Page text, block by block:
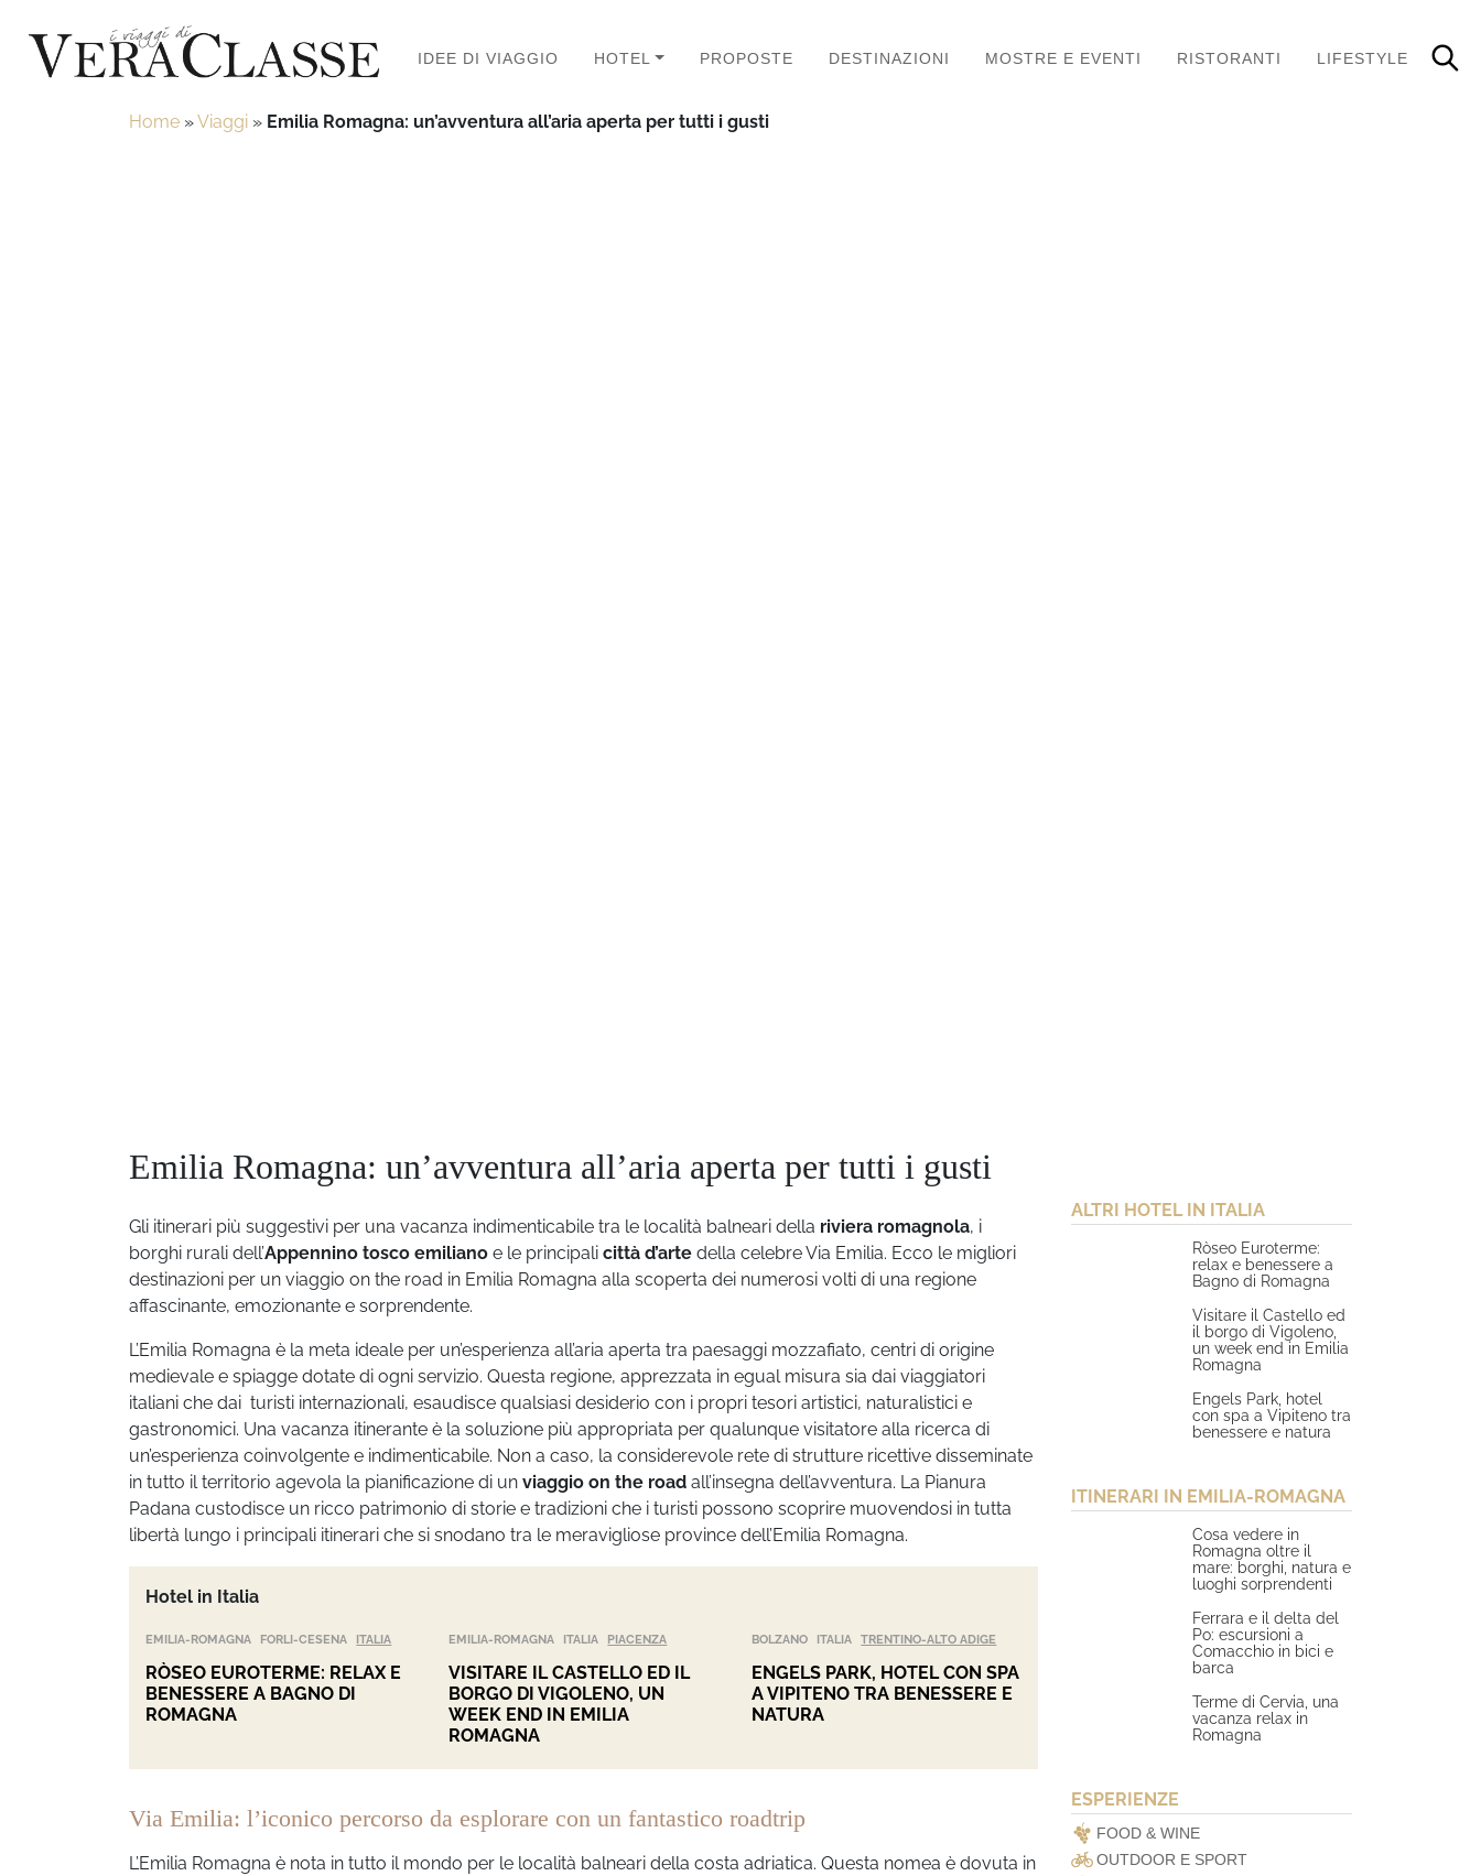
IDEE DI VIAGGIO HOTEL PROPOSTE DESTINAZIONI MOSTRE E EVENTI RISTORANTI LIFESTYLE
Home »Viaggi » Emilia Romagna: un’avventura all’aria aperta per tutti i gusti
Emilia Romagna: un’avventura all’aria aperta per tutti i gusti
Gli itinerari più suggestivi per una vacanza indimenticabile tra le località balneari della riviera romagnola, i
borghi rurali dell’Appennino tosco emiliano e le principali città d’arte della celebre Via Emilia. Ecco le migliori
destinazioni per un viaggio on the road in Emilia Romagna alla scoperta dei numerosi volti di una regione
affascinante, emozionante e sorprendente.
L’Emilia Romagna è la meta ideale per un’esperienza all’aria aperta tra paesaggi mozzafiato, centri di origine
medievale e spiagge dotate di ogni servizio. Questa regione, apprezzata in egual misura sia dai viaggiatori
italiani che dai turisti internazionali, esaudisce qualsiasi desiderio con i propri tesori artistici, naturalistici e
gastronomici. Una vacanza itinerante è la soluzione più appropriata per qualunque visitatore alla ricerca di
un’esperienza coinvolgente e indimenticabile. Non a caso, la considerevole rete di strutture ricettive disseminate
in tutto il territorio agevola la pianificazione di un viaggio on the road all’insegna dell’avventura. La Pianura
Padana custodisce un ricco patrimonio di storie e tradizioni che i turisti possono scoprire muovendosi in tutta
libertà lungo i principali itinerari che si snodano tra le meravigliose province dell’Emilia Romagna.
Hotel in Italia
EMILIA-ROMAGNA FORLI-CESENA ITALIA
RÒSEO EUROTERME: RELAX E
BENESSERE A BAGNO DI
ROMAGNA
EMILIA-ROMAGNA ITALIA PIACENZA
VISITARE IL CASTELLO ED IL
BORGO DI VIGOLENO, UN
WEEK END IN EMILIA
ROMAGNA
BOLZANO ITALIA TRENTINO-ALTO ADIGE
ENGELS PARK, HOTEL CON SPA
A VIPITENO TRA BENESSERE E
NATURA
Via Emilia: l’iconico percorso da esplorare con un fantastico roadtrip
L’Emilia Romagna è nota in tutto il mondo per le località balneari della costa adriatica. Questa nomea è dovuta in
ALTRI HOTEL IN ITALIA
Ròseo Euroterme:
relax e benessere a
Bagno di Romagna
Visitare il Castello ed
il borgo di Vigoleno,
un week end in Emilia
Romagna
Engels Park, hotel
con spa a Vipiteno tra
benessere e natura
ITINERARI IN EMILIA-ROMAGNA
Cosa vedere in
Romagna oltre il
mare: borghi, natura e
luoghi sorprendenti
Ferrara e il delta del
Po: escursioni a
Comacchio in bici e
barca
Terme di Cervia, una
vacanza relax in
Romagna
ESPERIENZE
FOOD & WINE
OUTDOOR E SPORT